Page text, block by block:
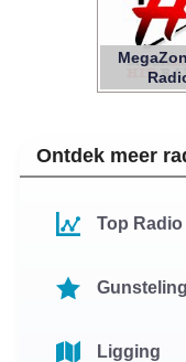
Ontdek meer
Top Radio
Gunsteling
Ligging